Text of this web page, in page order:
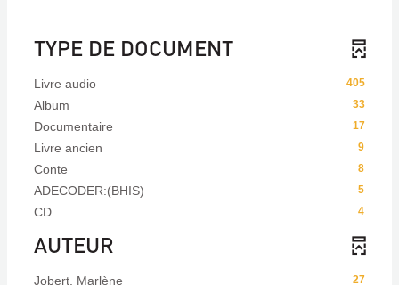
TYPE DE DOCUMENT
405
Livre audio
33
Album
17
Documentaire
9
Livre ancien
8
Conte
5
ADECODER:(BHIS)
4
CD
AUTEUR
27
Jobert, Marlène